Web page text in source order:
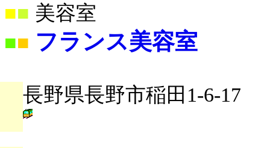
■ 美容室
■■ フランス美容室
長野県長野市稲田1-6-17